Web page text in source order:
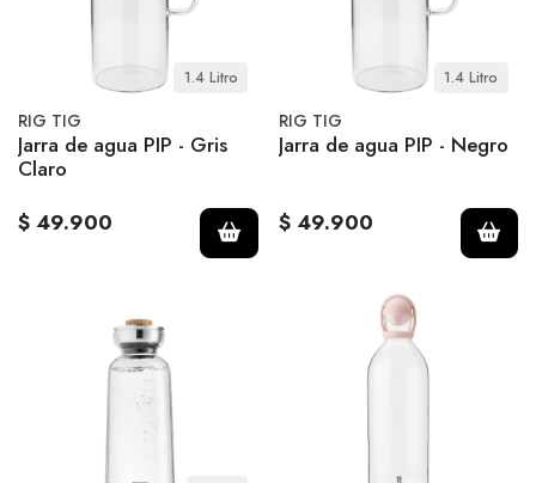
1.4 Litro
RIG TIG
Jarra de agua PIP - Gris
Claro
$ 49.900
1.4 Litro
RIG TIG
Jarra de agua PIP - Negro
$ 49.900